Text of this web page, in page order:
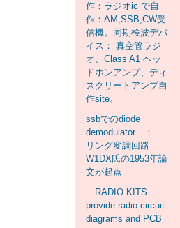
作：ラジオic で自
作：AM,SSB,CW受
信機。同期検波デバ
イス： 真空管ラジ
オ、Class A1 ヘッ
ドホンアンプ、ディ
スクリートアンプ自
作site。
ssbでのdiode
demodulator ：
リング変調回路
W1DX氏の1953年論
文が起点
RADIO KITS
provide radio circuit
diagrams and PCB